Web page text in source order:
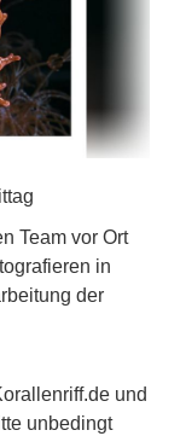
Team vor Ort
in
der
und
unbedingt